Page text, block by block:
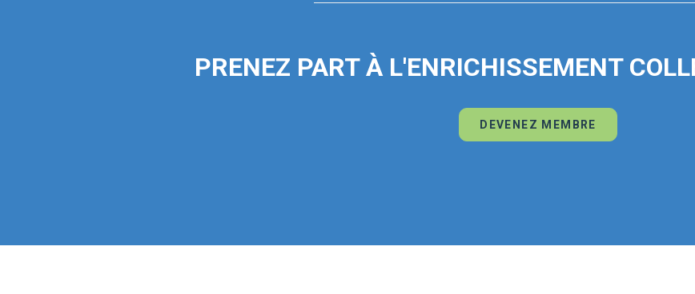
PRENEZ PART À L'ENRICHISSEMENT
DEVENEZ MEMBRE